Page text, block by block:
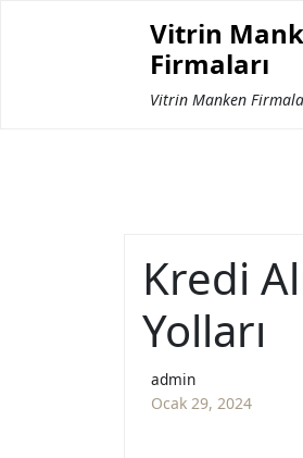
Vitrin
Firmaları
Vitrin Manken
Kredi
Yolları
admin
Ocak 29, 2024